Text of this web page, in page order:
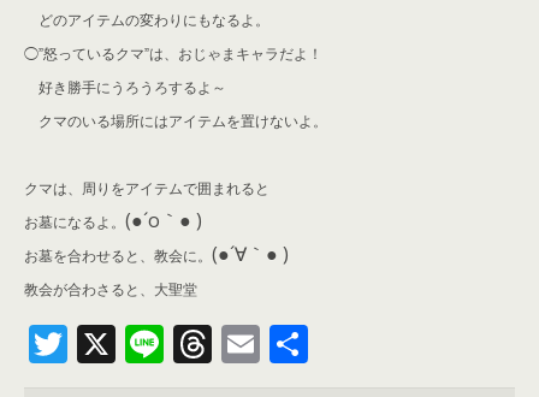
どのアイテムの変わりにもなるよ。
◯”怒っているクマ”は、おじゃまキャラだよ！
好き勝手にうろうろするよ～
クマのいる場所にはアイテムを置けないよ。
クマは、周りをアイテムで囲まれると
お墓になるよ。 (●´o｀● )
お墓を合わせると、教会に。 (●´∀｀● )
教会が合わさると、大聖堂
T
X
Li
T
E